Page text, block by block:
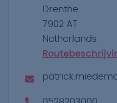
Drenthe
7902 AT
Netherlands